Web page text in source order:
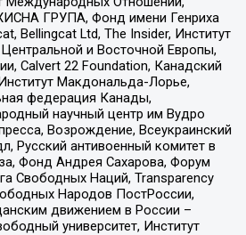
ГРУПА, Фонд имени Генриха
Bellingcat Ltd, The Insider, Институт
и Восточной Европы,
Calvert 22 Foundation, Канадский
Макдональда-Лорье,
федерация Канады,
научный центр им Вудро
Возрождение, Всеукраинский
Русский антивоенный комитет в
Фонд Андрея Сахарова, Форум
Свободных Наций, Transparеncy
Народов ПостРоссии,
движением в России –
университет, Институт